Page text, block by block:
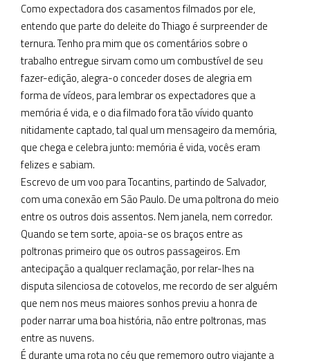
Como expectadora dos casamentos filmados por ele,
entendo que parte do deleite do Thiago é surpreender de
ternura. Tenho pra mim que os comentários sobre o
trabalho entregue sirvam como um combustível de seu
fazer-edição, alegra-o conceder doses de alegria em
forma de vídeos, para lembrar os expectadores que a
memória é vida, e o dia filmado fora tão vívido quanto
nitidamente captado, tal qual um mensageiro da memória,
que chega e celebra junto: memória é vida, vocês eram
felizes e sabiam.
Escrevo de um voo para Tocantins, partindo de Salvador,
com uma conexão em São Paulo. De uma poltrona do meio
entre os outros dois assentos. Nem janela, nem corredor.
Quando se tem sorte, apoia-se os braços entre as
poltronas primeiro que os outros passageiros. Em
antecipação a qualquer reclamação, por relar-lhes na
disputa silenciosa de cotovelos, me recordo de ser alguém
que nem nos meus maiores sonhos previu a honra de
poder narrar uma boa história, não entre poltronas, mas
entre as nuvens.
É durante uma rota no céu que rememoro outro viajante a